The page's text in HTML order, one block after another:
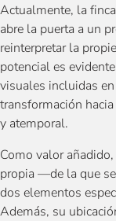
Actualmente, la
abre la puerta a un
reinterpretar la
potencial es
visuales incluidas
transformación
y atemporal.
Como valor
propia —de la que
dos elementos
Además, su